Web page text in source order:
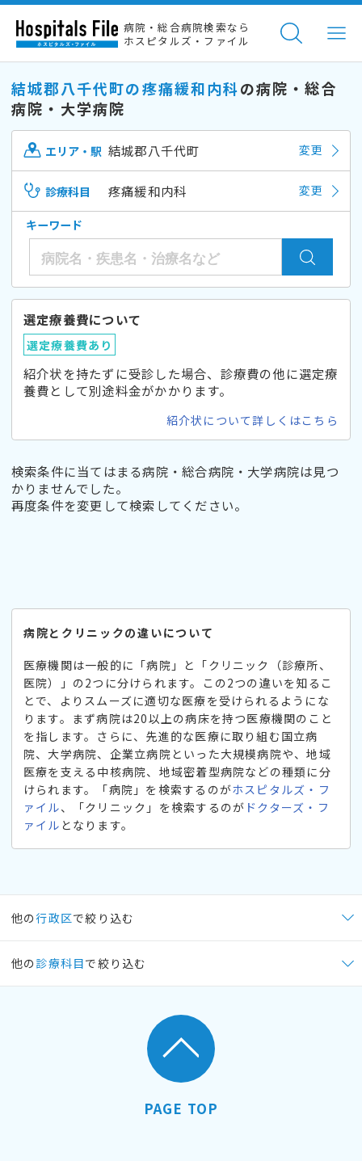
病院・総合病院検索なら
ホスピタルズ・ファイル
結城郡八千代町の疼痛緩和内科の病院・総合
病院・大学病院
エリア・駅 結城郡八千代町 変更
診療科目 疼痛緩和内科 変更
キーワード
選定療養費について
選定療養費あり
紹介状を持たずに受診した場合、診療費の他に選定療
養費として別途料金がかかります。
紹介状について詳しくはこちら
検索条件に当てはまる病院・総合病院・大学病院は見つ
かりませんでした。
再度条件を変更して検索してください。
病院とクリニックの違いについて
医療機関は一般的に「病院」と「クリニック（診療所、
医院）」の2つに分けられます。この2つの違いを知るこ
とで、よりスムーズに適切な医療を受けられるようにな
ります。まず病院は20以上の病床を持つ医療機関のこと
を指します。さらに、先進的な医療に取り組む国立病
院、大学病院、企業立病院といった大規模病院や、地域
医療を支える中核病院、地域密着型病院などの種類に分
けられます。「病院」を検索するのがホスピタルズ・フ
ァイル、「クリニック」を検索するのが ドクターズ・フ
ァイル となります。
他の行政区で絞り込む
他の 診療科目で絞り込む
PAGE TOP